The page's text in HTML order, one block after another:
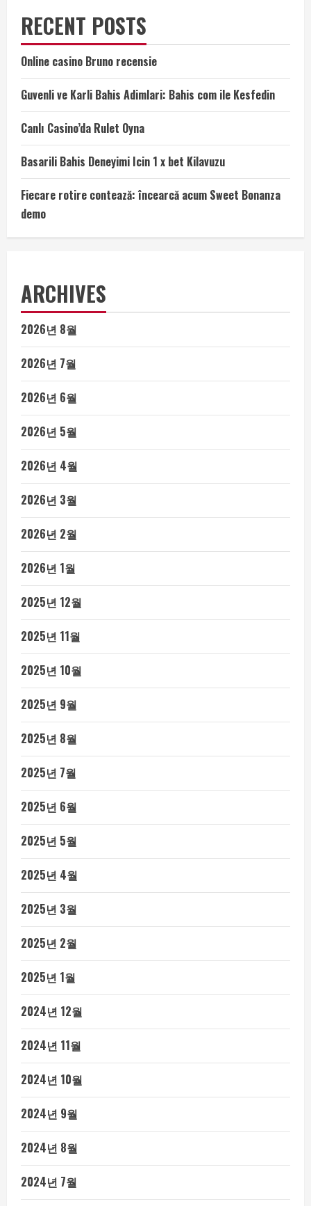
RECENT POSTS
Online casino Bruno recensie
Guvenli ve Karli Bahis Adimlari: Bahis com ile Kesfedin
Canlı Casino’da Rulet Oyna
Basarili Bahis Deneyimi Icin 1 x bet Kilavuzu
Fiecare rotire contează: încearcă acum Sweet Bonanza
demo
ARCHIVES
2026년 8월
2026년 7월
2026년 6월
2026년 5월
2026년 4월
2026년 3월
2026년 2월
2026년 1월
2025년 12월
2025년 11월
2025년 10월
2025년 9월
2025년 8월
2025년 7월
2025년 6월
2025년 5월
2025년 4월
2025년 3월
2025년 2월
2025년 1월
2024년 12월
2024년 11월
2024년 10월
2024년 9월
2024년 8월
2024년 7월